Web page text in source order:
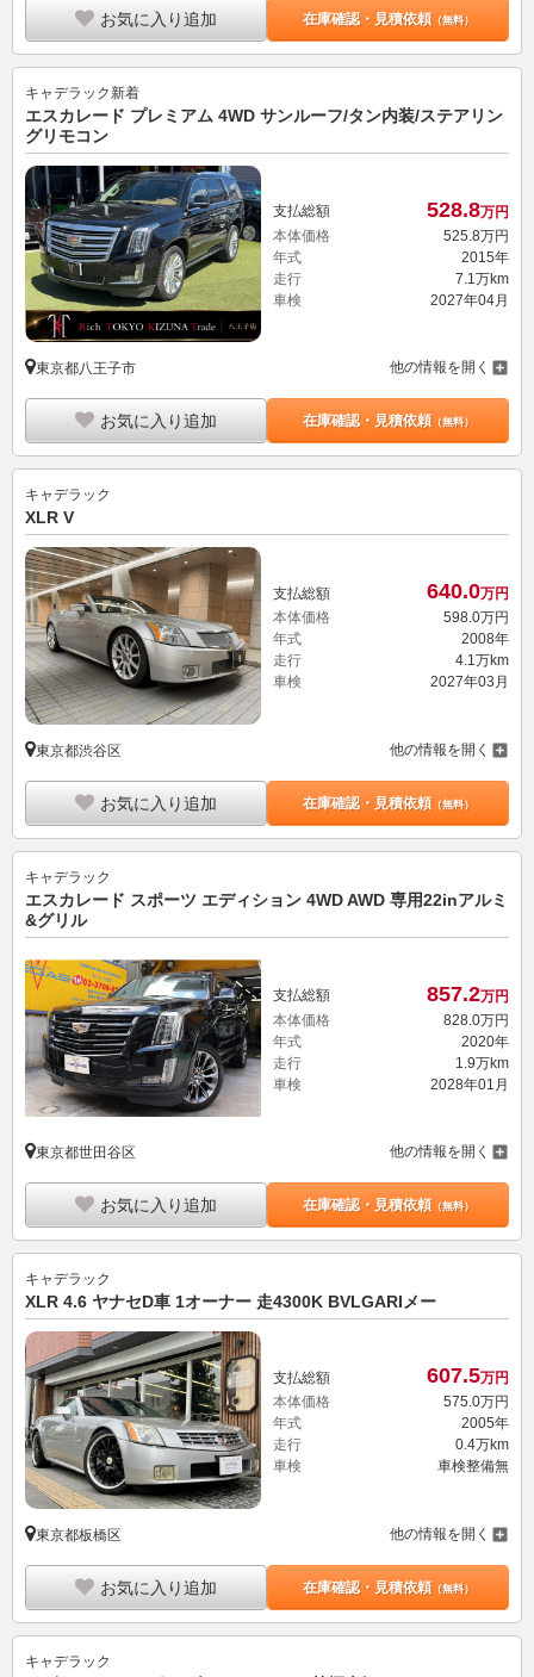
お気に入り追加 在庫確認・見積依頼（無料）
キャデラック新着
エスカレード プレミアム 4WD サンルーフ/タン内装/ステアリン
グリモコン
支払総額 528.8万円
本体価格
525. 8万円
年式
2015年
走行
7.1万km
車検
2027年04月
東京都八王子市 他の情報を開く
お気に入り追加 在庫確認・見積依頼（無料）
キャデラック
XLR V
支払総額 640.0万円
本体価格
598.0万円
年式
2008年
走行
4.1万km
車検
2027年03月
東京都渋谷区 他の情報を開く
お気に入り追加 在庫確認・見積依頼（無料）
キャデラック
エスカレード スポーツ エディション 4WD AWD 専用22inアルミ
&グリル
支払総額 857.2万円
本体価格
828. 0万円
年式
2020年
走行
1.9万km
車検
2028年01月
東京都世田谷区 他の情報を開く
お気に入り追加 在庫確認・見積依頼（無料）
キャデラック
XLR 4.6 ヤナセD車 1オーナー 走4300K BVLGARIメー
支払総額 607.5万円
本体価格
575.0万円
年式
2005年
走行
0.4万km
車検
車検整備無
東京都板橋区 他の情報を開く
お気に入り追加 在庫確認・見積依頼（無料）
キャデラック